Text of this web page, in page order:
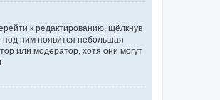
к редактированию, щёлкнув
под ним появится небольшая
или модератор, хотя они могут